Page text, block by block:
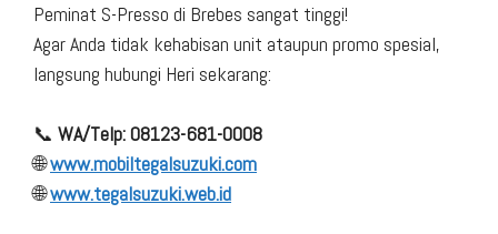
Peminat S-Presso di Brebes sangat tinggi!
Agar Anda tidak kehabisan unit ataupun promo spesial,
langsung hubungi Heri sekarang:
📞 WA/Telp: 08123-681-0008
🌐www.mobiltegalsuzuki.com
🌐www.tegalsuzuki.web.id